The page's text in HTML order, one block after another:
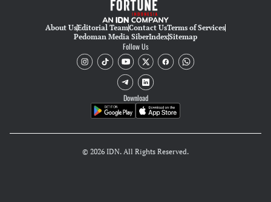
About UsEditorial TeamContact UsTerms of Services
Pedoman Media SiberIndexSitemap
Follow Us
Download
© 2026 IDN. All Rights Reserved.